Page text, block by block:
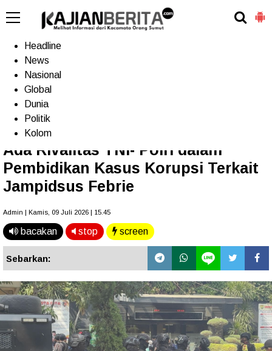
Home
Headline
News
Nasional
Global
Dunia
Politik
Kolom
Terkini
Ada Rivalitas TNI- Polri dalam
Pembidikan Kasus Korupsi Terkait
Jampidsus Febrie
Admin | Kamis, 09 Juli 2026 | 15.45
bacakan stop screen
Sebarkan: